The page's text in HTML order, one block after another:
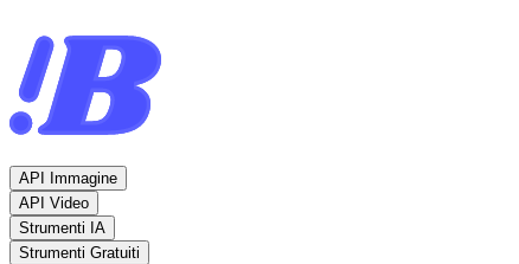
API Immagine
API Video
Strumenti IA
Strumenti Gratuiti